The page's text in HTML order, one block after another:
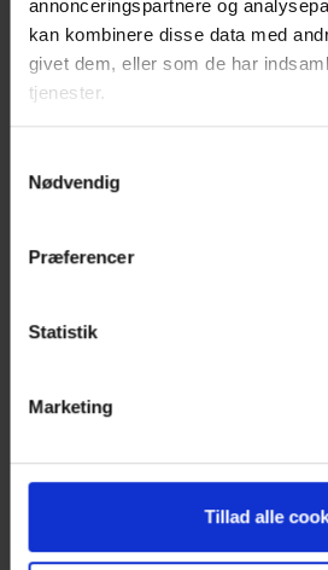
annonceringspartnere og
kan kombinere disse data med
givet dem, eller som de har
tjenester.
Nødvendig
Præferencer
Statistik
Marketing
Tillad alle
LÆS MERE